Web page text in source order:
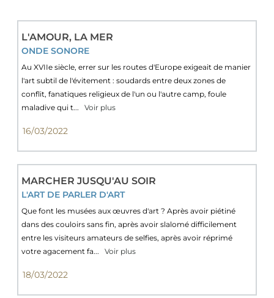
L'AMOUR, LA MER
ONDE SONORE
Au XVIIe siècle, errer sur les routes d'Europe exigeait de manier
l'art subtil de l'évitement : soudards entre deux zones de
conflit, fanatiques religieux de l'un ou l'autre camp, foule
maladive qui t...
Voir plus
16/03/2022
MARCHER JUSQU'AU SOIR
L'ART DE PARLER D'ART
Que font les musées aux œuvres d'art ? Après avoir piétiné
dans des couloirs sans fin, après avoir slalomé difficilement
entre les visiteurs amateurs de selfies, après avoir réprimé
votre agacement fa...
Voir plus
18/03/2022